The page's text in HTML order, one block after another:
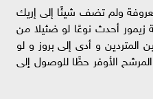
ولم تضف شيئًا إلى إريك
أحدث نوعًا لو ضئيلا من
المتردين و أدى إلى بروز و لو
الأوفر حظًا للوصول إلى